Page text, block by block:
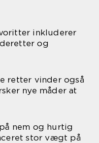
inkluderer
og
retter vinder også
nye måder at
nem og hurtig
stor vægt på